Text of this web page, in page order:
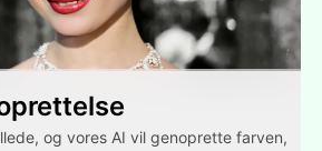
og vores AI vil genoprette farven,